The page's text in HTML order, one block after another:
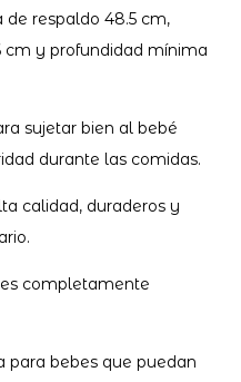
respaldo 48.5 cm,
cm y profundidad mínima
sujetar bien al bebé
durante las comidas.
calidad, duraderos y
completamente
para bebes que puedan